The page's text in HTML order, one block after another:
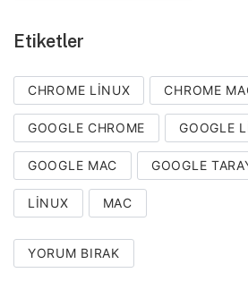
Etiketler
CHROME LINUX CHROME
GOOGLE CHROME GOOGLE
GOOGLE MAC GOOGLE
LINUX MAC
YORUM BIRAK